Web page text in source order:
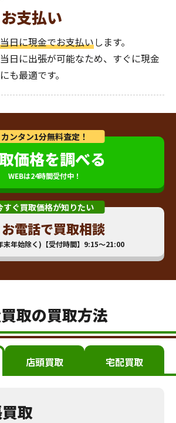
支払い
日に現金でお支払いします。
日に出張が可能なため、すぐに現金
も最適です。
カンタン1分無料査定！
価格を調べる
WEBは24時間受付中！
すぐ買取価格が知りたい
お電話で買取相談
末年始除く)【受付時間】9:15～21:00
取の買取方法
店頭買取 宅配買取
取